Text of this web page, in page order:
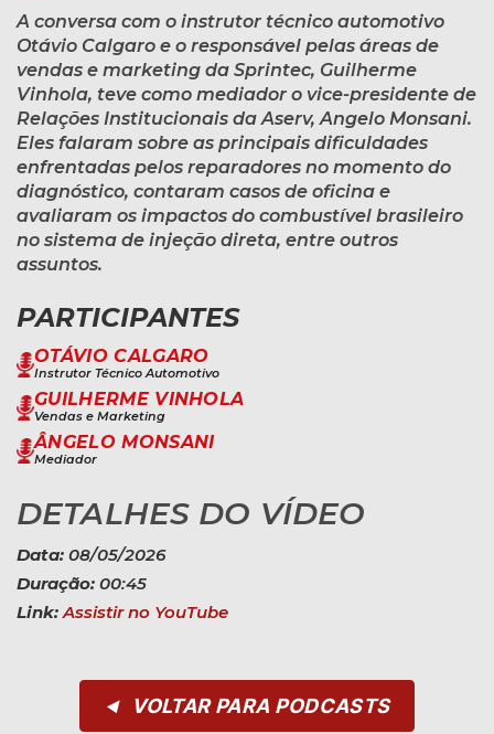
A conversa com o instrutor técnico automotivo
Otávio Calgaro e o responsável pelas áreas de
vendas e marketing da Sprintec, Guilherme
Vinhola, teve como mediador o vice-presidente de
Relações Institucionais da Aserv, Angelo Monsani.
Eles falaram sobre as principais dificuldades
enfrentadas pelos reparadores no momento do
diagnóstico, contaram casos de oficina e
avaliaram os impactos do combustível brasileiro
no sistema de injeção direta, entre outros
assuntos.
PARTICIPANTES
OTÁVIO CALGARO
Instrutor Técnico Automotivo
GUILHERME VINHOLA
Vendas e Marketing
ÂNGELO MONSANI
Mediador
DETALHES DO VÍDEO
Data: 08/05/2026
Duração: 00:45
Link: Assistir no YouTube
◀ VOLTAR PARA PODCASTS